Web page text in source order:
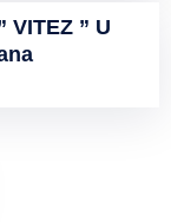
VITEZ ” U